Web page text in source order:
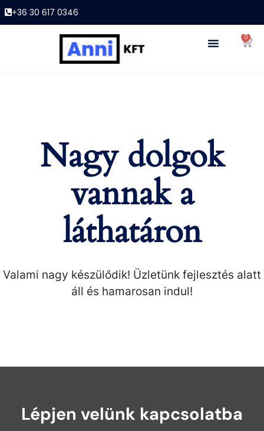
+36 30 617 0346
0
Nagy dolgok
vannak a
láthatáron
Valami nagy készülődik! Üzletünk fejlesztés alatt
áll és hamarosan indul!
Lépjen velünk kapcsolatba